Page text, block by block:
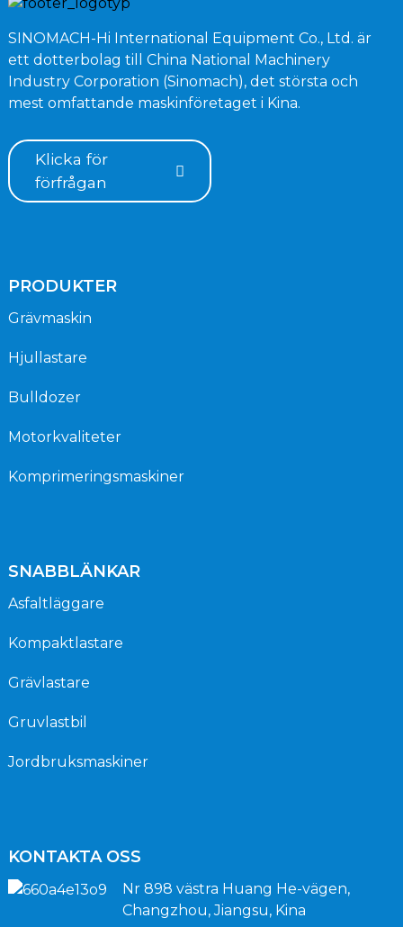
SINOMACH-Hi International Equipment Co., Ltd. är
ett dotterbolag till China National Machinery
Industry Corporation (Sinomach), det största och
mest omfattande maskinföretaget i Kina.
Klicka för
förfrågan
PRODUKTER
Grävmaskin
Hjullastare
Bulldozer
Motorkvaliteter
Komprimeringsmaskiner
SNABBLÄNKAR
Asfaltläggare
Kompaktlastare
Grävlastare
Gruvlastbil
Jordbruksmaskiner
KONTAKTA OSS
Nr 898 västra Huang He-vägen,
Changzhou, Jiangsu, Kina